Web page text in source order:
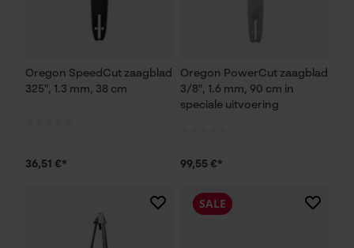
Oregon SpeedCut zaagblad
325", 1.3 mm, 38 cm
36,51 €*
Oregon PowerCut zaagblad
3/8", 1.6 mm, 90 cm in
speciale uitvoering
99,55 €*
SALE